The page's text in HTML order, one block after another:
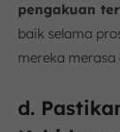
pengakuan
baik selama
mereka
d.